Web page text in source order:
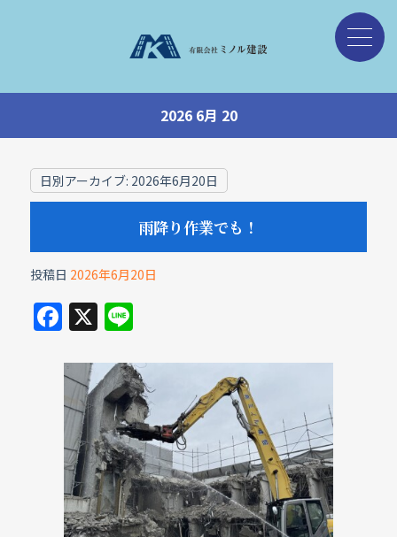
2026 6月 20
日別アーカイブ: 2026年6月20日
雨降り作業でも！
投稿日 2026年6月20日
F
c
e
b
o
o
k
X Li
e